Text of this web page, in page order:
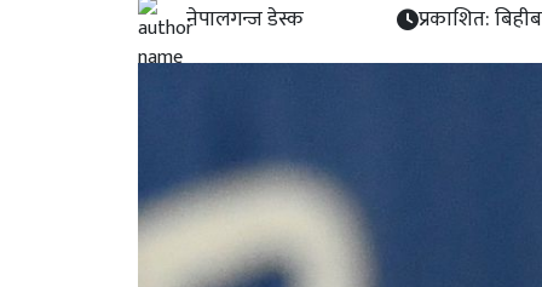
नेपालगन्ज डेस्क प्रकाशित: